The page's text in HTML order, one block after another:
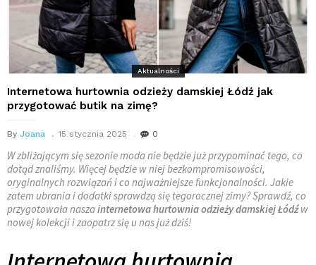
Aktualności
Internetowa hurtownia odzieży damskiej Łódź jak
przygotować butik na zimę?
By Joana 15 stycznia 2025 0
W zbliżającym się sezonie moda nie będzie już przypominać tego, co
dotąd znaliśmy. Więcej będzie w niej bezkompromisowości,
oryginalnych rozwiązań i co najważniejsze funkcjonalności. Jakie
zatem ubrania i dodatki sprawdzą się tegorocznej zimy? Sprawdź, co
przygotowała naszainternetowa hurtownia odzieży damskiej Łódźw
nowej kolekcji i zaopatrz się u nas już dziś!